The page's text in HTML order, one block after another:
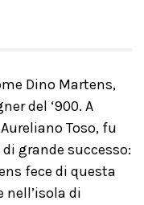
Dino Martens,
del ‘900. A
Toso, fu
grande successo:
fece di questa
di